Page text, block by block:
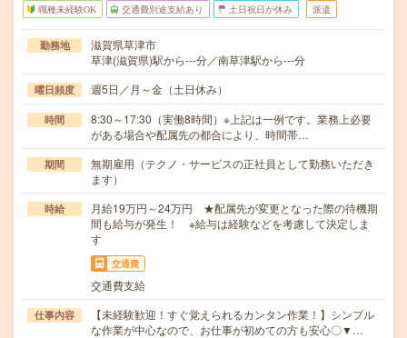
職種未経験OK 交通費別途支給あり 土日祝日が休み 派遣
勤務地
滋賀県草津市
草津(滋賀県)駅から---分／南草津駅から---分
曜日頻度 週5日／月～金（土日休み）
時間
8:30～17:30（実働8時間）※上記は一例です。業務上必要
がある場合や配属先の都合により、時間帯…
期間
無期雇用（テクノ・サービスの正社員として勤務いただき
ます）
時給
月給19万円～24万円 ★配属先が変更となった際の待機期
間も給与が発生！ ※給与は経験などを考慮して決定しま
す
交通費
交通費支給
仕事内容
【未経験歓迎！すぐ覚えられるカンタン作業！】シンプル
な作業が中心なので、お仕事が初めての方も安心〇▼…